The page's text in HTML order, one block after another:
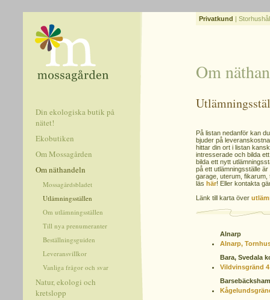
Din ekologiska butik på
nätet!
Ekobutiken
Om Mossagården
Om näthandeln
Mossagårdsbladet
Utlämningsställen
Om utlämningsställen
Till nya prenumeranter
Beställningsguiden
Leveransvillkor
Vanliga frågor och svar
Natur, ekologi och
kretslopp
Privatkund |
Om
På listan nedanför kan
bjuder på
hittar din ort i listan
intresserade och bilda
bilda ett nytt
på ett utlämningsställe
garage, uterum,
läs här! Eller kontakta
Länk till karta över
Alnarp
Alnarp,
Bara, Svedala
Vildvinsgränd 4